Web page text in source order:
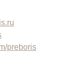
preboris